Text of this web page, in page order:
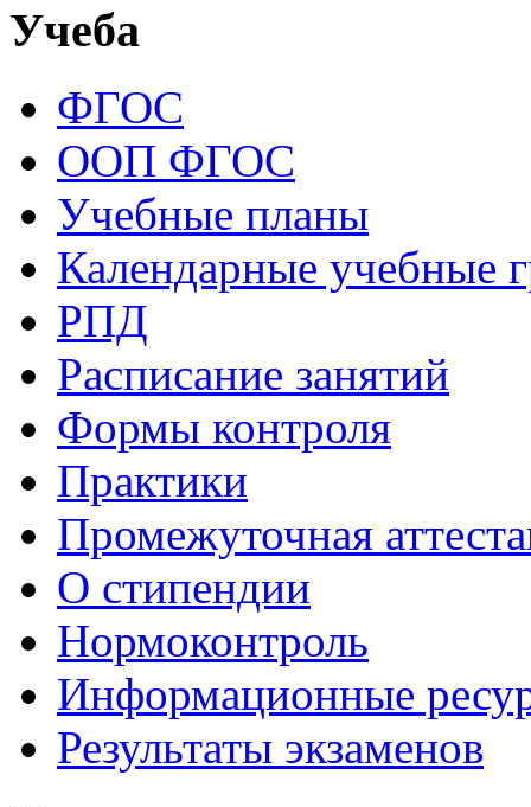
Учеба
ФГОС
ООП ФГОС
Учебные планы
Календарные учебные
РПД
Расписание занятий
Формы контроля
Практики
Промежуточная
О стипендии
Нормоконтроль
Информационные
Результаты экзаменов